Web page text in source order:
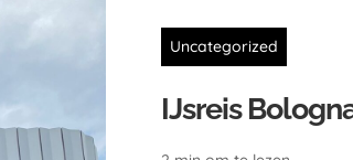
Uncategorized
IJsreis